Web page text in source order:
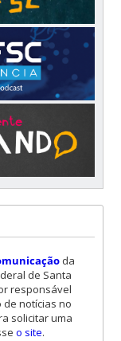
da
de Santa
responsável
notícias no
solicitar uma
o site.